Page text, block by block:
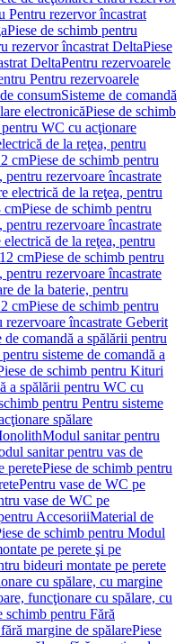
Pentru rezervor încastrat
Piese de schimb pentru
rezervor încastrat DeltaPiese
DeltaPentru rezervoarele
Pentru rezervoarele
consumSisteme de comandă
electronicăPiese de schimb
WC cu acţionare
de la reţea, pentru
cmPiese de schimb pentru
pentru rezervoare încastrate
electrică de la reţea, pentru
cmPiese de schimb pentru
pentru rezervoare încastrate
de la reţea, pentru
cmPiese de schimb pentru
pentru rezervoare încastrate
de la baterie, pentru
cmPiese de schimb pentru
încastrate Geberit
comandă a spălării pentru
sisteme de comandă a
de schimb pentru Kituri
a spălării pentru WC cu
pentru Pentru sisteme
spălare
Modul sanitar pentru
sanitar pentru vas de
peretePiese de schimb pentru
Pentru vase de WC pe
vase de WC pe
AccesoriiMaterial de
de schimb pentru Modul
pe perete şi pe
bideuri montate pe perete
cu spălare, cu margine
funcţionare cu spălare, cu
schimb pentru Fără
margine de spălarePiese